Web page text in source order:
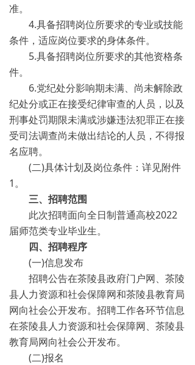
准。
4.具备招聘岗位所要求的专业或技能
条件，适应岗位要求的身体条件。
5.具备招聘岗位所要求的其他资格条
件。
6.党纪处分影响期未满、尚未解除政
纪处分或正在接受纪律审查的人员，以及
刑事处罚期限未满或涉嫌违法犯罪正在接
受司法调查尚未做出结论的人员，不得报
名应聘。
(二)具体计划及岗位条件：详见附件
1。
三、招聘范围
此次招聘面向全日制普通高校2022
届师范类专业毕业生。
四、招聘程序
(一)信息发布
招聘公告在茶陵县政府门户网、茶陵
县人力资源和社会保障网和茶陵县教育局
网向社会公开发布。招聘工作各环节信息
在茶陵县人力资源和社会保障网、茶陵县
教育局网向社会公开发布。
(二)报名